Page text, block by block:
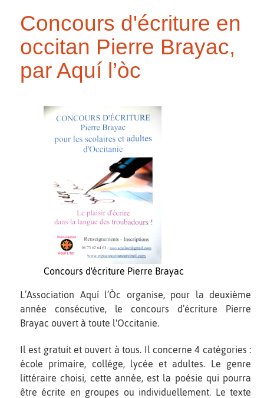
Concours d'écriture en
occitan Pierre Brayac,
par Aquí l’òc
Concours d'écriture Pierre Brayac
L’Association Aquí l’Òc organise, pour la deuxième
année consécutive, le concours d’écriture Pierre
Brayac ouvert à toute l'Occitanie.
Il est gratuit et ouvert à tous. Il concerne 4 catégories :
école primaire, collége, lycée et adultes. Le genre
littéraire choisi, cette année, est la poésie qui pourra
être écrite en groupes ou individuellement. Le texte